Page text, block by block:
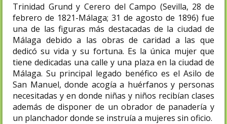
Trinidad Grund y Cerero del Campo (Sevilla, 28 de
febrero de 1821-Málaga; 31 de agosto de 1896) fue
una de las figuras más destacadas de la ciudad de
Málaga debido a las obras de caridad a las que
dedicó su vida y su fortuna. Es la única mujer que
tiene dedicadas una calle y una plaza en la ciudad de
Málaga. Su principal legado benéfico es el Asilo de
San Manuel, donde acogía a huérfanos y personas
necesitadas y en donde niñas y niños recibían clases
además de disponer de un obrador de panadería y
un planchador donde se instruía a mujeres sin oficio.​